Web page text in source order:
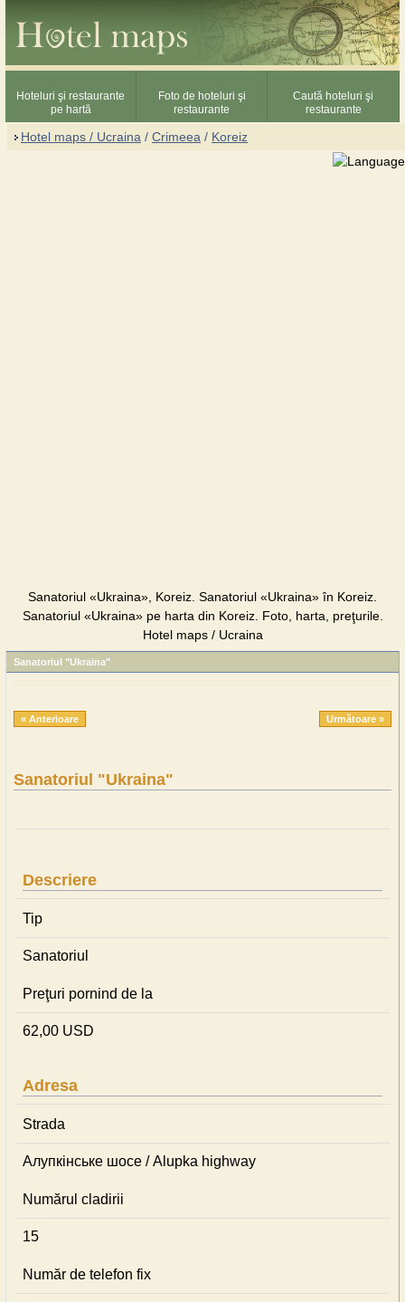
Hoteluri şi restaurante
pe hartă
Foto de hoteluri şi
restaurante
Caută hoteluri şi
restaurante
Hotel maps / Ucraina / Crimeea / Koreiz
Sanatoriul «Ukraina», Koreiz. Sanatoriul «Ukraina» în Koreiz.
Sanatoriul «Ukraina» pe harta din Koreiz. Foto, harta, preţurile.
Hotel maps / Ucraina
Sanatoriul "Ukraina"
« Anterioare Următoare »
Sanatoriul "Ukraina"
Descriere
Tip
Sanatoriul
Preţuri pornind de la
62,00 USD
Adresa
Strada
Алупкінське шосе / Alupka highway
Numărul cladirii
15
Număr de telefon fix